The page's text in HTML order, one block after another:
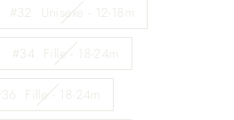
#32. Unisexe - 12-18m
#34. Fille - 18-24m
Fille - 18-24m